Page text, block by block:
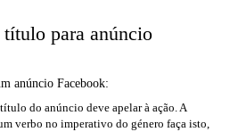
título para anúncio
anúncio Facebook:
do anúncio deve apelar à ação. A
verbo no imperativo do género faça isto,